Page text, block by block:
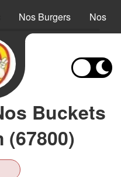
Nos Burgers Nos
Buckets